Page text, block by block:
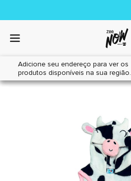
Adicione seu endereço para ver os
produtos disponíveis na sua região.
Home|Cães|Acessórios